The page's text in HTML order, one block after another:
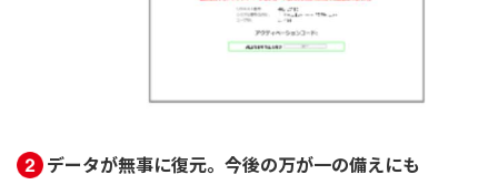
データが無事に復元。今後の万が一の備えにも